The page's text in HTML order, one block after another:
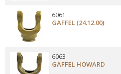
GAFFEL (24.12.00)
6061
GAFFEL HOWARD
6063